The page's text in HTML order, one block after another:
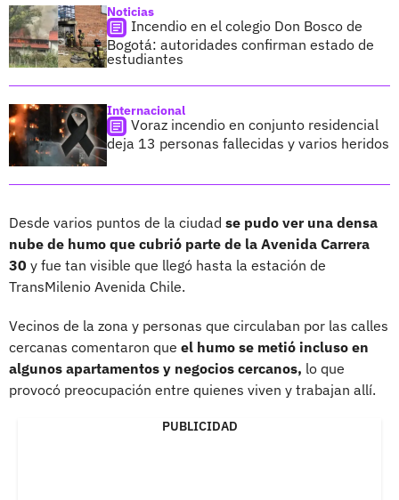
Noticias
Incendio en el colegio Don Bosco de
Bogotá: autoridades confirman estado de
estudiantes
Internacional
Voraz incendio en conjunto residencial
deja 13 personas fallecidas y varios heridos
Desde varios puntos de la ciudad se pudo ver una densa
nube de humo que cubrió parte de la Avenida Carrera
30 y fue tan visible que llegó hasta la estación de
TransMilenio Avenida Chile.
Vecinos de la zona y personas que circulaban por las calles
cercanas comentaron que el humo se metió incluso en
algunos apartamentos y negocios cercanos, lo que
provocó preocupación entre quienes viven y trabajan allí.
PUBLICIDAD